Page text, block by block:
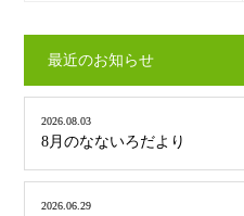
最近のお知らせ
2026.08.03
8月のなないろだより
2026.06.29